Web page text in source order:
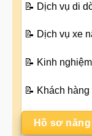
📝 Dịch vụ di
📝 Dịch vụ xe
📝 Kinh
📝 Khách
Hồ sơ